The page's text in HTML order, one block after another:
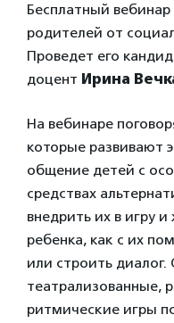
Бесплатный
родителей от
Проведет его
доцент Ирина
На вебинаре
которые развивают
общение детей с
средствах
внедрить их в игру
ребенка, как с их
или строить диалог.
театрализованные,
ритмические игры